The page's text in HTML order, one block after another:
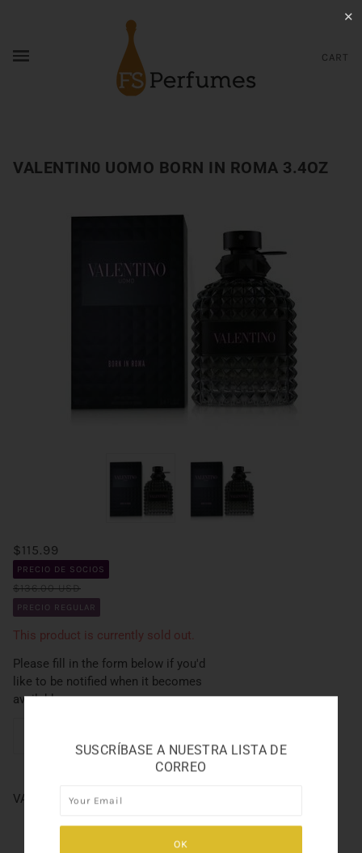
CART
VALENTIN0 UOMO BORN IN ROMA 3.4OZ
$115.99
PRECIO DE SOCIOS
$136.00 USD
PRECIO REGULAR
This product is currently sold out.
Please fill in the form below if you'd
like to be notified when it becomes
available.
VALENTIN0 UOMO BORN IN ROMA 3.4OZ
✕
SUSCRÍBASE A NUESTRA LISTA DE
CORREO